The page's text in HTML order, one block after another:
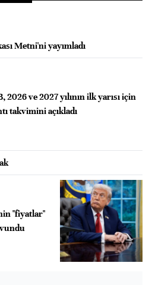
Metni'ni yayımladı
2026 ve 2027 yılının ilk yarısı için
takvimini açıkladı
"fiyatlar"